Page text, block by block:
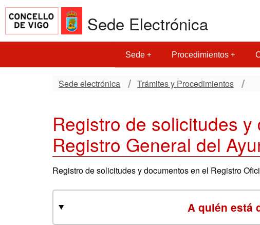
Sede Electrónica
Sede Procedimientos
Sede electrónica Trámites y Procedimientos
Registro de solicitudes
Registro General del
Registro de solicitudes y documentos en el Registro
A quién está